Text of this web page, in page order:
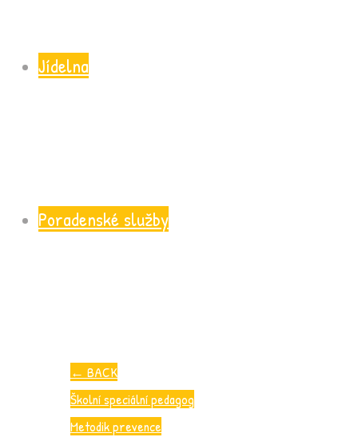
Jídelna
Poradenské služby
← BACK
Školní speciální pedagog
Metodik prevence